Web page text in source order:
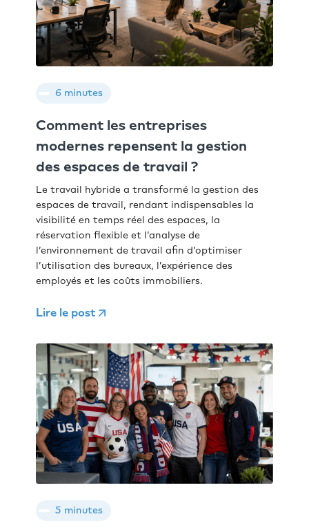
6 minutes
Comment les entreprises
modernes repensent la gestion
des espaces de travail ?
Le travail hybride a transformé la gestion des
espaces de travail, rendant indispensables la
visibilité en temps réel des espaces, la
réservation flexible et l’analyse de
l’environnement de travail afin d’optimiser
l’utilisation des bureaux, l’expérience des
employés et les coûts immobiliers.
Lire le post
5 minutes